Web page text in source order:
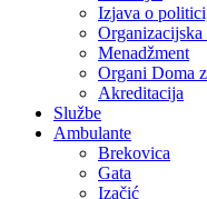
Izjava o
Organizacijska
Menadžment
Organi Doma
Akreditacija
Službe
Ambulante
Brekovica
Gata
Izačić